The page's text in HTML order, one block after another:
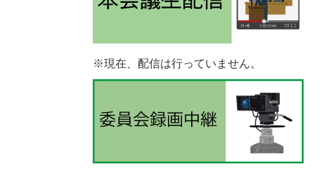
※現在、配信は行っていません。